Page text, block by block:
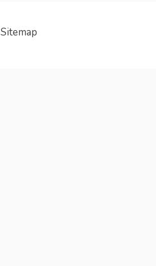
Sitemap